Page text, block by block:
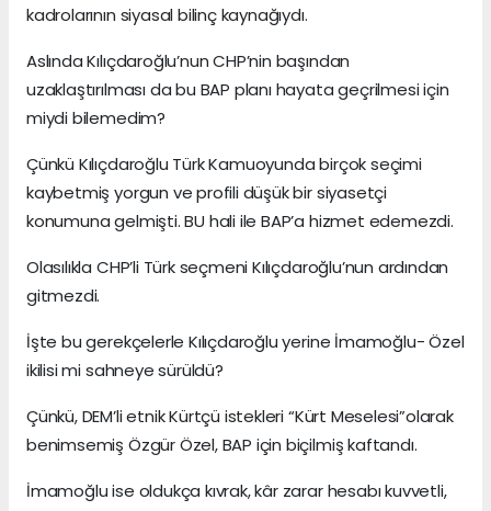
kadrolarının siyasal bilinç kaynağıydı.
Aslında Kılıçdaroğlu’nun CHP’nin başından
uzaklaştırılması da bu BAP planı hayata geçrilmesi için
miydi bilemedim?
Çünkü Kılıçdaroğlu Türk Kamuoyunda birçok seçimi
kaybetmiş yorgun ve profili düşük bir siyasetçi
konumuna gelmişti. BU hali ile BAP’a hizmet edemezdi.
Olasılıkla CHP’li Türk seçmeni Kılıçdaroğlu’nun ardından
gitmezdi.
İşte bu gerekçelerle Kılıçdaroğlu yerine İmamoğlu- Özel
ikilisi mi sahneye sürüldü?
Çünkü, DEM’li etnik Kürtçü istekleri “Kürt Meselesi”olarak
benimsemiş Özgür Özel, BAP için biçilmiş kaftandı.
İmamoğlu ise oldukça kıvrak, kâr zarar hesabı kuvvetli,